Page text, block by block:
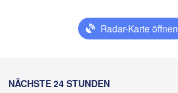
Radar-Karte öffnen
NÄCHSTE 24 STUNDEN
Ciudad de México
Veracruz